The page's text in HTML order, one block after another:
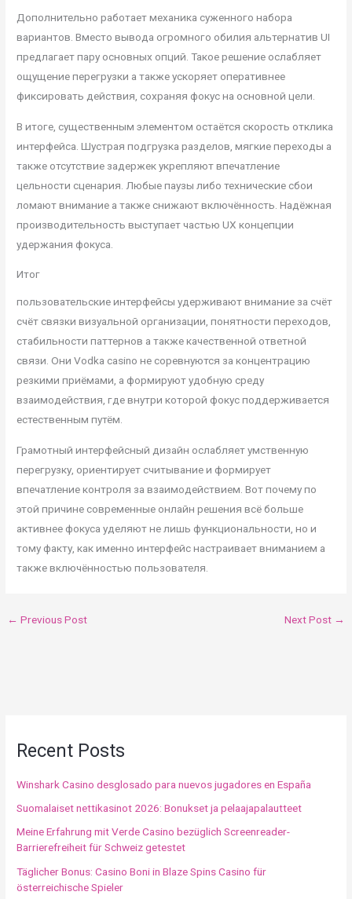
Дополнительно работает механика суженного набора
вариантов. Вместо вывода огромного обилия альтернатив UI
предлагает пару основных опций. Такое решение ослабляет
ощущение перегрузки а также ускоряет оперативнее
фиксировать действия, сохраняя фокус на основной цели.
В итоге, существенным элементом остаётся скорость отклика
интерфейса. Шустрая подгрузка разделов, мягкие переходы а
также отсутствие задержек укрепляют впечатление
цельности сценария. Любые паузы либо технические сбои
ломают внимание а также снижают включённость. Надёжная
производительность выступает частью UX концепции
удержания фокуса.
Итог
пользовательские интерфейсы удерживают внимание за счёт
счёт связки визуальной организации, понятности переходов,
стабильности паттернов а также качественной ответной
связи. Они Vodka casino не соревнуются за концентрацию
резкими приёмами, а формируют удобную среду
взаимодействия, где внутри которой фокус поддерживается
естественным путём.
Грамотный интерфейсный дизайн ослабляет умственную
перегрузку, ориентирует считывание и формирует
впечатление контроля за взаимодействием. Вот почему по
этой причине современные онлайн решения всё больше
активнее фокуса уделяют не лишь функциональности, но и
тому факту, как именно интерфейс настраивает вниманием а
также включённостью пользователя.
← Previous Post Next Post →
Recent Posts
Winshark Casino desglosado para nuevos jugadores en España
Suomalaiset nettikasinot 2026: Bonukset ja pelaajapalautteet
Meine Erfahrung mit Verde Casino bezüglich Screenreader-
Barrierefreiheit für Schweiz getestet
Täglicher Bonus: Casino Boni in Blaze Spins Casino für
österreichische Spieler